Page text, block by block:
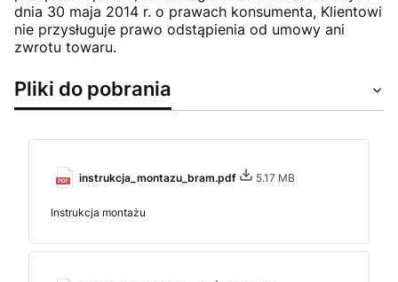
dnia 30 maja 2014 r. o prawach konsumenta, Klientowi
nie przysługuje prawo odstąpienia od umowy ani
zwrotu towaru.
Pliki do pobrania
instrukcja_montazu_bram.pdf 5.17 MB
Instrukcja montażu